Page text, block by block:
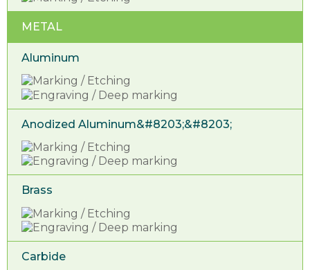
METAL
Aluminum
Anodized Aluminum&#8203;&#8203;
Brass
Carbide